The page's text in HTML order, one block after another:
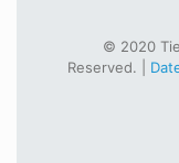
© 2020
Reserved. |